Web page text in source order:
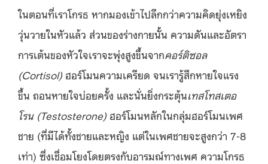
ในตอนที่เราโกรธ หากมองเข้าไปลึกกว่าความคิดยุ่งเหยิง
วุ่นวายในหัวแล้ว ส่วนของร่างกายนั้น ความดันและอัตรา
การเต้นของหัวใจเราจะพุ่งสูงขึ้นจากคอร์ติซอล
(Cortisol)ฮอร์โมนความเครียด จนเรารู้สึกหายใจแรง
ขึ้น ถอนหายใจบ่อยครั้ง และนั่นยิ่งกระตุ้นเทสโทสเตอ
โรน (Testosterone)ฮอร์โมนหลักในกลุ่มฮอร์โมนเพศ
ชาย (ที่มีได้ทั้งชายและหญิง แต่ในเพศชายจะสูงกว่า 7-8
เท่า) ซึ่งเชื่อมโยงโดยตรงกับอารมณ์ทางเพศ ความโกรธ